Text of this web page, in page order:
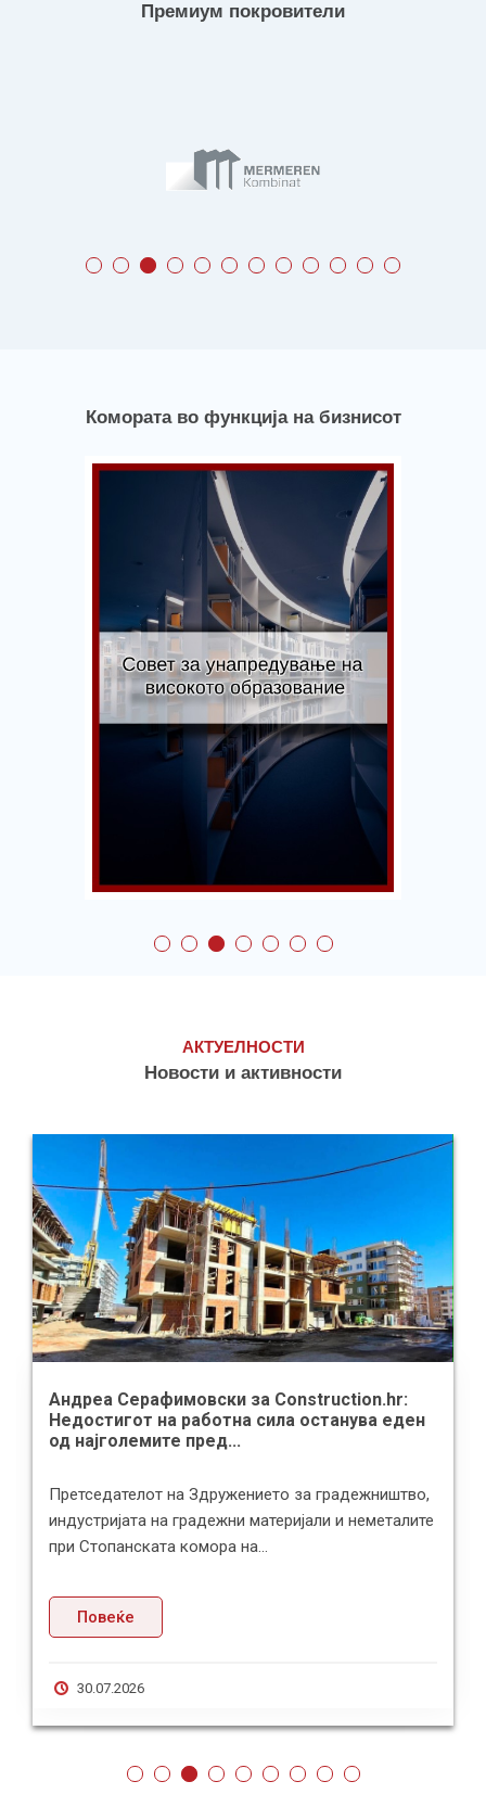
Премиум покровители
Комората во функција на бизнисот
Совет за
високото
образование
АКТУЕЛНОСТИ
Новости и активности
Андреа Серафимовски за Construction.hr:
Недостигот на работна сила останува еден
од најголемите пред...
Претседателот на Здружението за градежништво,
индустријата на градежни материјали и неметалите
при Стопанската комора на...
Повеќе
30.07.2026